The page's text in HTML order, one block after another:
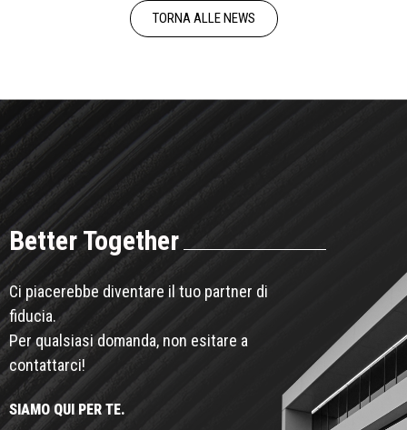
TORNA ALLE NEWS
Better Together
Ci piacerebbe diventare il tuo partner di
fiducia.
Per qualsiasi domanda, non esitare a
contattarci!
SIAMO QUI PER TE.